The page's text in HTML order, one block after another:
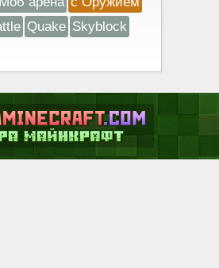
Quake Skyblock